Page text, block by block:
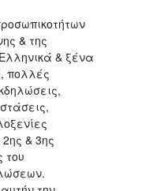
& της
& ξένα
πολλές
& 3ης
του